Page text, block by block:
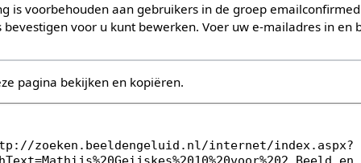
is voorbehouden aan gebruikers in de groep
voor u kunt bewerken. Voer uw e-mailadres in en
pagina bekijken en kopiëren.